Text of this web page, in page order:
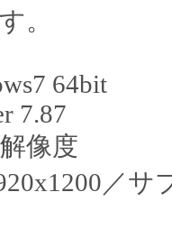
。
64bit
7.87
像度
／サ